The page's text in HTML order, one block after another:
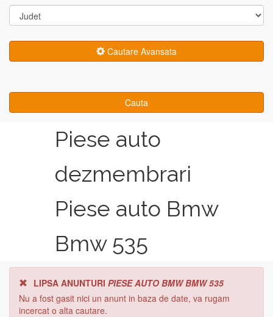
Cautare Avansata
Cauta
Piese auto
dezmembrari
Piese auto Bmw
Bmw 535
LIPSA ANUNTURI PIESE AUTO BMW BMW 535
Nu a fost gasit nici un anunt in baza de date, va rugam
incercat o alta cautare.